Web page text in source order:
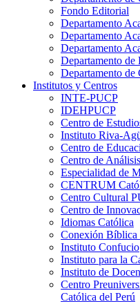
Fondo Editorial
Departamento
Departamento
Departamento
Departamento de
Departamento de
Institutos y Centros
INTE-PUCP
IDEHPUCP
Centro de
Instituto Riva-
Centro de
Centro de
Especialidad de
CENTRUM
Centro Cultural
Centro de
Idiomas Católica
Conexión Bíblica
Instituto Confucio
Instituto para la
Instituto de
Centro
Católica del Perú